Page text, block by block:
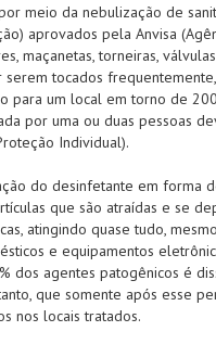
meio da nebulização de
aprovados pela Anvisa
maçanetas, torneiras,
serem tocados
para um local em torno de
por uma ou duas pessoas
Individual).
do desinfetante em forma
que são atraídas e se
atingindo quase tudo,
e equipamentos
dos agentes patogênicos é
que somente após esse
nos locais tratados.